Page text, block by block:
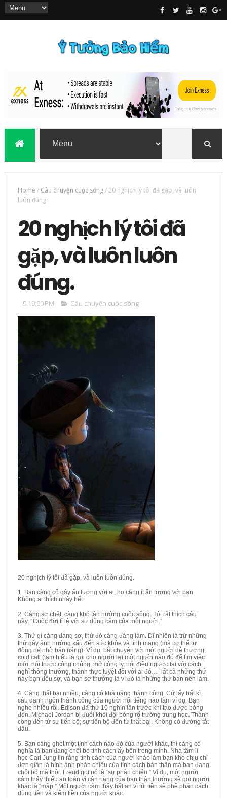
Home / Câu chuyện cuộc sống/20 nghịch lý tôi đã gặp, và luôn
luôn đúng.
20 nghịch lý tôi đã
gặp, và luôn luôn
đúng.
9:19:00 PM Câu chuyện cuộc sống
20 nghịch lý tôi đã gặp, và luôn luôn đúng.
1. Bạn càng cố gây ấn tượng với ai, họ càng ít ấn tượng với bạn.
Không ai thích nhây hết.
2. Càng sợ chết, càng khó tận hưởng cuộc sống. Tôi rất thích câu
này: “Cuộc đời tỉ lệ với sự dũng cảm của mỗi người.”
3. Thứ gì càng đáng sợ, thứ đó càng đáng làm. Dĩ nhiên là trừ những
thứ gây ảnh hưởng xấu đến sức khỏe và tính mạng (mà cơ thể tự
động né nhờ bản năng). Ví dụ: bắt chuyện với một người dễ thương,
cold call (tạm hiểu là gọi cho người lạ) một người nào đó để tìm việc
mới, nói trước công chúng, mở công ty, nói điều ngược lại với cách
nghĩ thông thường, thành thực tuyệt đối với ai đó… Tất cả những thứ
này bạn đều sợ, và bạn sợ thường là vì đó là những thứ bạn nên làm.
4. Càng thất bại nhiều, càng có khả năng thành công. Cứ lấy bất kì
câu danh ngôn thành công của người nổi tiếng nào làm ví dụ. Bạn
nghe nhiều rồi. Edison đã thử 10 nghìn lần trước khi tạo được bóng
đèn. Michael Jordan bị đuổi khỏi đội bóng rổ trường trung học. Thành
công đến từ sự tiến bộ; sự tiến bộ đến từ thất bại. Không có đường tắt
đâu.
5. Bạn càng ghét một tính cách nào đó của người khác, thì càng có
nghĩa là bạn đang chối bỏ tính cách ấy bên trong mình. Nhà tâm lí
học Carl Jung tin rằng tính cách của người khác làm bạn khó chịu chỉ
đơn giản là hình ảnh phản chiếu của tính cách bản thân mà bạn đang
chối bỏ mà thôi. Freud gọi nó là “sự phản chiếu.” Ví dụ, một người
cảm thấy thiếu an toàn vì cân nặng của bạn thân thường sẽ gọi người
khác là “mập.” Một người cảm thấy bất an vì túi tiền sẽ phê phán cách
dùng tiền và kiếm tiền của người khác.